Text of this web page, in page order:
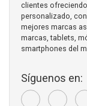
clientes
personalizado,
mejores marcas
marcas, tablets,
smartphones del
Síguenos en: